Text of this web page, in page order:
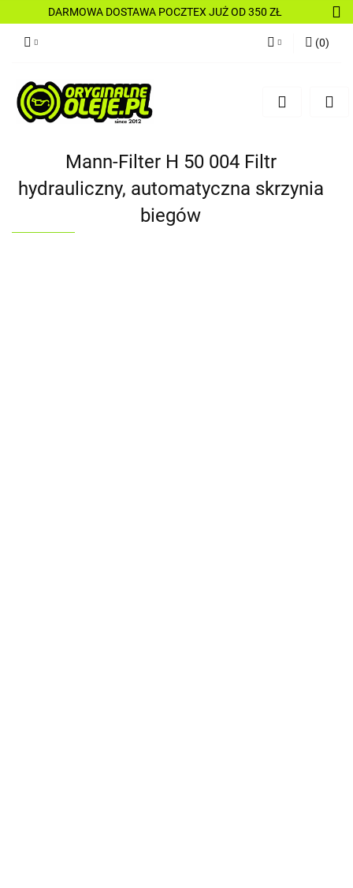
DARMOWA DOSTAWA POCZTEX JUŻ OD 350 ZŁ
Zarejestruj się
(0)
Mann-Filter H 50 004 Filtr
hydrauliczny, automatyczna skrzynia
biegów